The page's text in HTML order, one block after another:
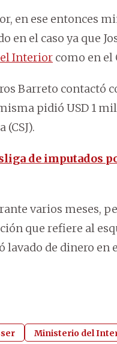
en ese entonces
en el caso ya que
Interior como en el
Barreto contactó
pidió USD 1
de imputados
varios meses,
que refiere al
de dinero en
Ministerio del